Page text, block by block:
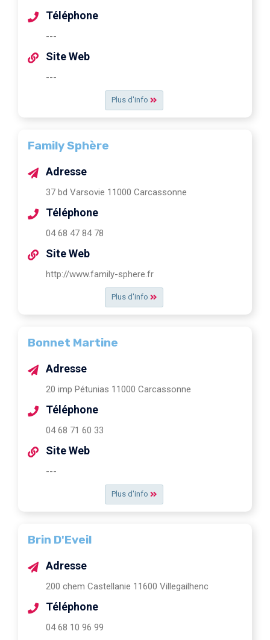
Plus d'info
Téléphone
---
Site Web
---
Family Sphère
Plus d'info
Adresse
37 bd Varsovie 11000 Carcassonne
Téléphone
04 68 47 84 78
Site Web
http://www.family-sphere.fr
Bonnet Martine
Plus d'info
Adresse
20 imp Pétunias 11000 Carcassonne
Téléphone
04 68 71 60 33
Site Web
---
Brin D'Eveil
Adresse
200 chem Castellanie 11600 Villegailhenc
Téléphone
04 68 10 96 99